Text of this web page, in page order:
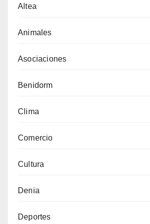
Altea
Animales
Asociaciones
Benidorm
Clima
Comercio
Cultura
Denia
Deportes